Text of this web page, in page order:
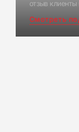
отзыв
Смотреть